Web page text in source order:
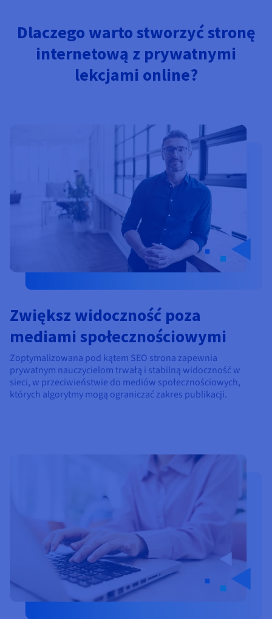
Dostępność według regionów
Dokumentacja
Roadmap & Changelog
Roadmap & Changelog
Dlaczego warto stworzyć stronę
internetową z prywatnymi
lekcjami online?
Zwiększ widoczność poza
mediami społecznościowymi
Zoptymalizowana pod kątem SEO strona zapewnia
prywatnym nauczycielom trwałą i stabilną widoczność w
sieci, w przeciwieństwie do mediów społecznościowych,
których algorytmy mogą ograniczać zakres publikacji.